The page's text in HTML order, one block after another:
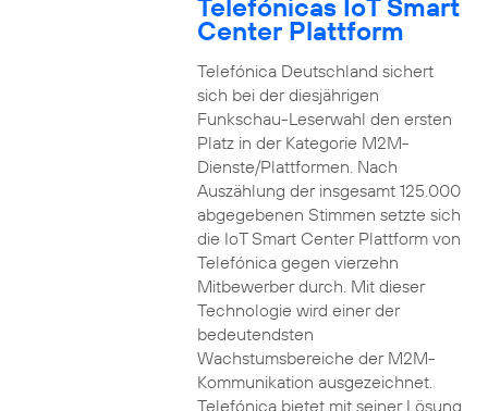
Telefónicas IoT Smart
Center Plattform
Telefónica Deutschland sichert
sich bei der diesjährigen
Funkschau-Leserwahl den ersten
Platz in der Kategorie M2M-
Dienste/Plattformen. Nach
Auszählung der insgesamt 125.000
abgegebenen Stimmen setzte sich
die IoT Smart Center Plattform von
Telefónica gegen vierzehn
Mitbewerber durch. Mit dieser
Technologie wird einer der
bedeutendsten
Wachstumsbereiche der M2M-
Kommunikation ausgezeichnet.
Telefónica bietet mit seiner Lösung